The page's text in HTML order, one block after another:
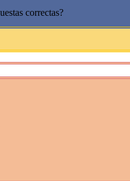
correctas?